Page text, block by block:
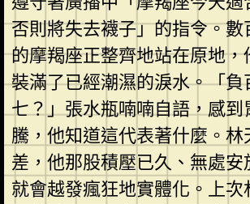
否則將失去襪子」的指令。
的摩羯座正整齊地站在原地，
裝滿了已經潮濕的淚水。「負
七？」張水瓶喃喃自語，感到
騰，他知道這代表著什麼。
差，他那股積壓已久、無處
就會越發瘋狂地實體化。上